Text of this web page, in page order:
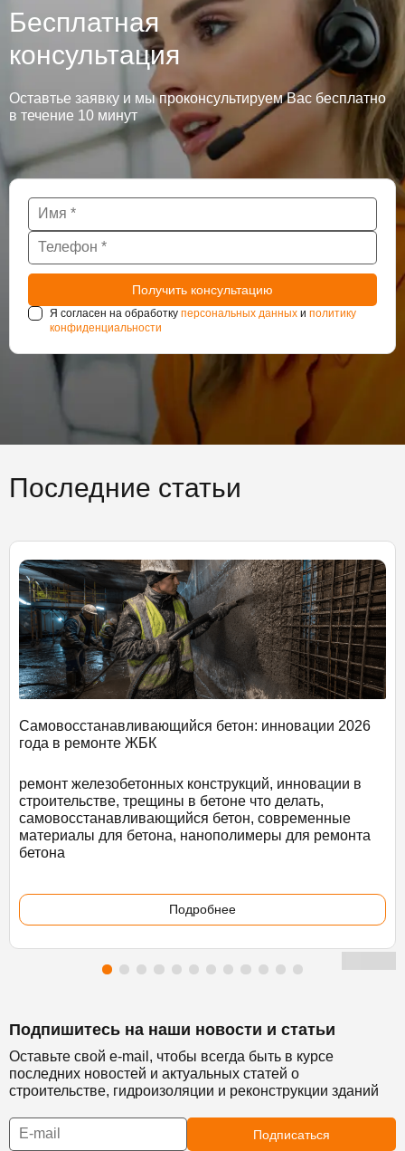
Бесплатная
консультация
Оставтье заявку и мы проконсультируем Вас бесплатно
в течение 10 минут
Я согласен на обработку персональных данных и политику
конфиденциальности
Последние статьи
Самовосстанавливающийся бетон: инновации 2026
года в ремонте ЖБК
ремонт железобетонных конструкций, инновации в
строительстве, трещины в бетоне что делать,
самовосстанавливающийся бетон, современные
материалы для бетона, нанополимеры для ремонта
бетона
Подробнее
Подпишитесь на наши новости и статьи
Оставьте свой e-mail, чтобы всегда быть в курсе
последних новостей и актуальных статей о
строительстве, гидроизоляции и реконструкции зданий
Подписаться